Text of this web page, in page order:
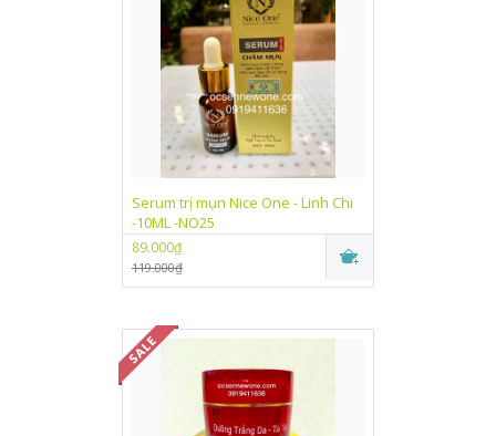
Serum trị mụn Nice One - Linh Chi
-10ML -NO25
89.000₫
119.000₫